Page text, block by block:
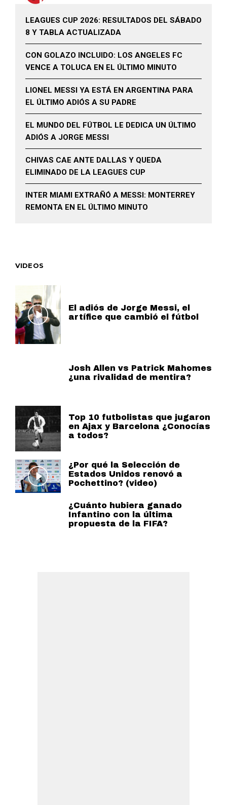
LEAGUES CUP 2026: RESULTADOS DEL SÁBADO
8 Y TABLA ACTUALIZADA
CON GOLAZO INCLUIDO: LOS ANGELES FC
VENCE A TOLUCA EN EL ÚLTIMO MINUTO
LIONEL MESSI YA ESTÁ EN ARGENTINA PARA
EL ÚLTIMO ADIÓS A SU PADRE
EL MUNDO DEL FÚTBOL LE DEDICA UN ÚLTIMO
ADIÓS A JORGE MESSI
CHIVAS CAE ANTE DALLAS Y QUEDA
ELIMINADO DE LA LEAGUES CUP
INTER MIAMI EXTRAÑÓ A MESSI: MONTERREY
REMONTA EN EL ÚLTIMO MINUTO
VIDEOS
El adiós de Jorge Messi, el
artífice que cambió el fútbol
Josh Allen vs Patrick Mahomes
¿una rivalidad de mentira?
Top 10 futbolistas que jugaron
en Ajax y Barcelona ¿Conocías
a todos?
¿Por qué la Selección de
Estados Unidos renovó a
Pochettino? (video)
¿Cuánto hubiera ganado
Infantino con la última
propuesta de la FIFA?